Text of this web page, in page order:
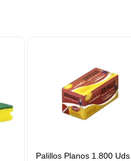
Palillos Planos 1.800 Uds